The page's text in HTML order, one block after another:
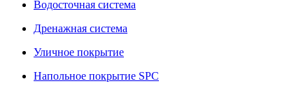
Водосточная система
Дренажная система
Уличное покрытие
Напольное покрытие SPC